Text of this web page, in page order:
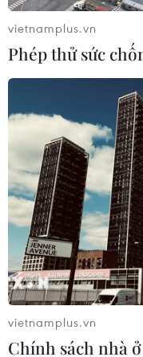
Tối 23/6, ghi
COVID-19,
23/06/2021 11:44
Tính đến 18h ngày
ca ghi nhận trong
ca mắc mới tính từ
vietnamplus.vn
Phép thử sức
vietnamplus.vn
Chính sách nhà